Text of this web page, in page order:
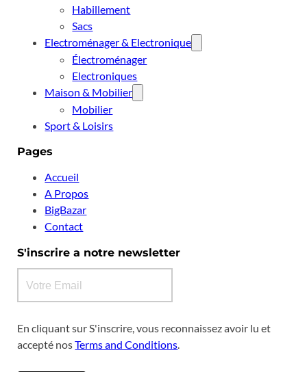
Habillement
Sacs
Electroménager & Electronique
Électroménager
Electroniques
Maison & Mobilier
Mobilier
Sport & Loisirs
Pages
Accueil
A Propos
BigBazar
Contact
S'inscrire a notre newsletter
En cliquant sur S'inscrire, vous reconnaissez avoir lu et
accepté nosTerms and Conditions.